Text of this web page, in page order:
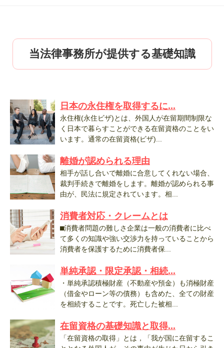
当法律事務所が提供する基礎知識
日本の永住権を取得するに...
永住権(永住ビザ)とは、外国人が在留期間制限な
く日本で暮らすことができる在留資格のことをい
います。通常の在留資格(ビザ)...
離婚が認められる理由
相手が話し合いで離婚に合意してくれない場合、
裁判手続きで離婚をします。離婚が認められる事
由が、民法に規定されています。相...
消費者対応・クレームとは
⬛︎消費者問題の難しさ企業は一般の消費者に比べ
て多くの知識や強い交渉力を持っていることから
消費者を保護するために消費者保...
単純承認・限定承認・相続...
・単純承認積極財産（不動産や預金）も消極財産
（借金やローン等の債務）も含めた、全ての財産
を相続することです。死亡した被相...
在留資格の基礎知識と取得...
「在留資格の取得」とは，「我が国に在留するこ